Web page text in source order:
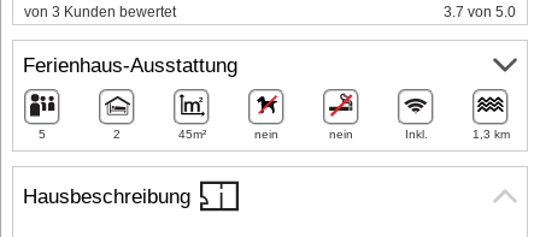
Hausbeschreibung
von 3 Kunden bewertet 3.7 von 5.0
Ferienhaus-Ausstattung
5 2 45m² nein nein Inkl. 1,3 km